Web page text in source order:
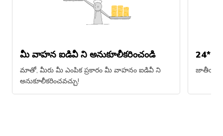
మీ వాహన ఐడివీ ని అనుకూలీకరించండి
మాతో, మీరు మీ ఎంపిక ప్రకారం మీ వాహనం ఐడివీ ని
అనుకూలీకరించవచ్చు!
24*7
జాతీయ